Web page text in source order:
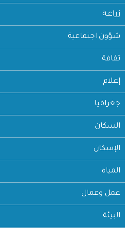
زراعـة
شؤون اجتماعية
ثقافة
إعلام
جغرافيا
السكان
الإسكان
المياه
عمل وعمال
البيئة